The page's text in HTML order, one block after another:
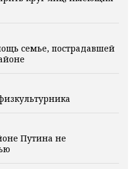
семье, пострадавшей
Путина не